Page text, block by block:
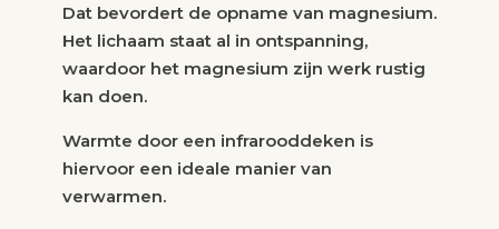
Dat bevordert de opname van magnesium.
Het lichaam staat al in ontspanning,
waardoor het magnesium zijn werk rustig
kan doen.
Warmte door een infrarooddeken is
hiervoor een ideale manier van
verwarmen.